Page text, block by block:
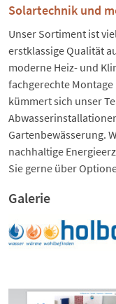
Solartechnik und
Unser Sortiment ist
erstklassige Qualität
moderne Heiz- und
fachgerechte
kümmert sich unser
Gartenbewässerung.
nachhaltige
Sie gerne über
Galerie